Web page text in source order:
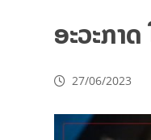
ອະວະກາ
27/06/2023